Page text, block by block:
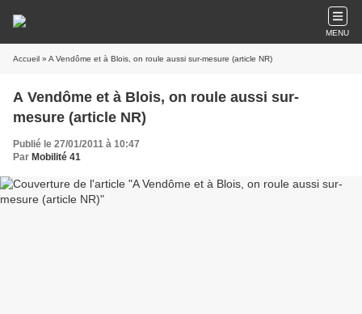
MENU
Accueil » A Vendôme et à Blois, on roule aussi sur-mesure (article NR)
A Vendôme et à Blois, on roule aussi sur-
mesure (article NR)
Publié le 27/01/2011 à 10:47
Par Mobilité 41